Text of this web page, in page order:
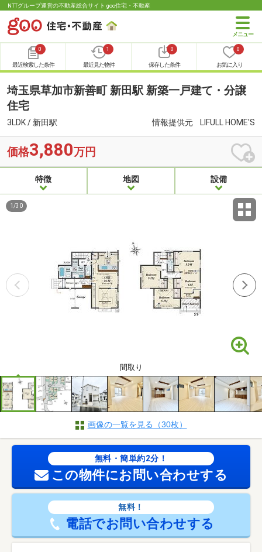
NTTグループ運営の不動産総合サイト goo住宅・不動産
0
最近検索した条件
1
最近見た物件
0
保存した条件
0
お気に入り
埼玉県草加市新善町 新田駅 新築一戸建て・分譲
住宅
3LDK / 新田駅 情報提供元 LIFULL HOME'S
価格3,880万円
特徴 地図 設備
間取り
1 /30
画像の一覧を見る（30枚）
無料・簡単約2分！
この物件にお問い合わせする
無料！
電話でお問い合わせする